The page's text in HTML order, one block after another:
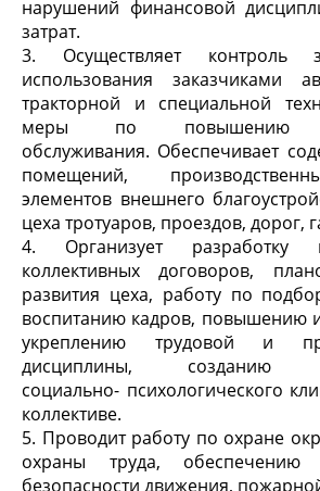
нарушений финансовой
затрат.
3. Осуществляет контроль
использования заказчиками
тракторной и специальной
меры по повышению
обслуживания. Обеспечивает
помещений,
элементов внешнего
цеха тротуаров, проездов, дорог,
4. Организует разработку
коллективных договоров,
развития цеха, работу по
воспитанию кадров, повышению
укреплению трудовой и
дисциплины, созданию
социально- психологического
коллективе.
5. Проводит работу по охране
охраны труда, обеспечению
безопасности движения,